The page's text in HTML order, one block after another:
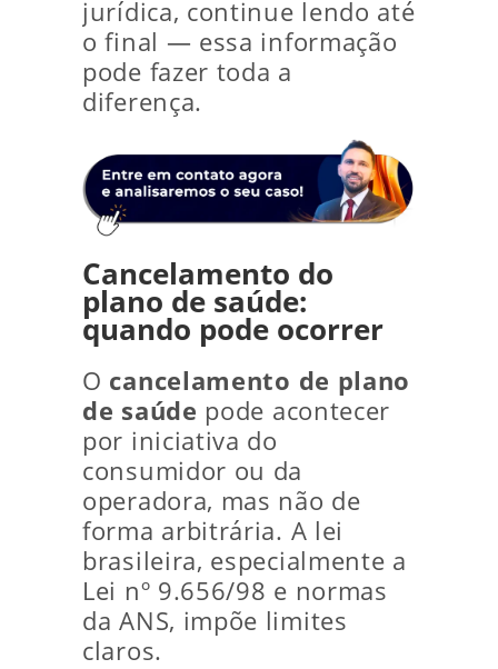
jurídica, continue lendo até
o final — essa informação
pode fazer toda a
diferença.
Cancelamento do
plano de saúde:
quando pode ocorrer
O cancelamento de plano
de saúde pode acontecer
por iniciativa do
consumidor ou da
operadora, mas não de
forma arbitrária. A lei
brasileira, especialmente a
Lei nº 9.656/98 e normas
da ANS, impõe limites
claros.